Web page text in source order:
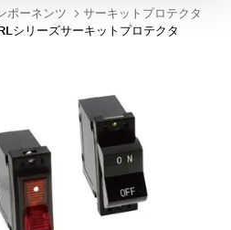
ポーネンツ
サーキットプロテクタ
シリーズサーキットプロテクタ